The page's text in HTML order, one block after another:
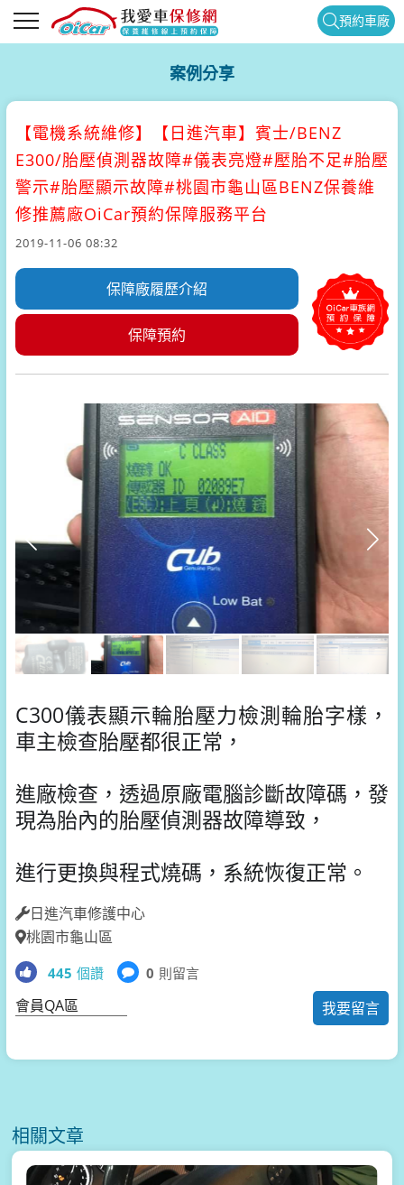
預約車廠
案例分享
【電機系統維修】
【日進汽車】賓士/BENZ
E300/胎壓偵測器故障#儀表亮燈#壓胎不足#胎壓
警示#胎壓顯示故障#桃園市龜山區BENZ保養維
修推薦廠OiCar預約保障服務平台
2019-11-06 08:32
保障廠履歷介紹
保障預約
C300儀表顯示輪胎壓力檢測輪胎字樣，
車主檢查胎壓都很正常，
進廠檢查，透過原廠電腦診斷故障碼，發
現為胎內的胎壓偵測器故障導致，
進行更換與程式燒碼，系統恢復正常。
日進汽車修護中心
桃園市龜山區
445 個讚 0 則留言
我要留言
會員QA區
相關文章